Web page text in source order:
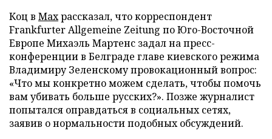
Коц в Махрассказал, что корреспондент
Frankfurter Allgemeine Zeitung по Юго-Восточной
Европе Михаэль Мартенс задал на пресс-
конференции в Белграде главе киевского режима
Владимиру Зеленскому провокационный вопрос:
«Что мы конкретно можем сделать, чтобы помочь
вам убивать больше русских?». Позже журналист
попытался оправдаться в социальных сетях,
заявив о нормальности подобных обсуждений.